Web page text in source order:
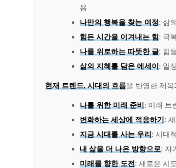
용
나만의 행복을 찾는 여정: 삶
힘든 시간을 이겨내는 힘: 극
나를 위로하는 따뜻한 글: 힘
삶의 지혜를 담은 에세이: 일
현재 트렌드, 시대의 흐름을 반영한 제
나를 위한 미래 준비: 미래 트
변화하는 세상에 적응하기:
지금 시대를 사는 우리: 시대
내 삶을 더 나은 방향으로: 자
미래를 향한 도전: 새로운 시